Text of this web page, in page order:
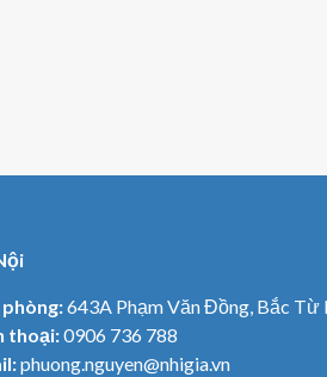
phòng:643A Phạm Văn Đồng, Bắc Từ
thoại:0906 736 788
phuong.nguyen@nhigia.vn